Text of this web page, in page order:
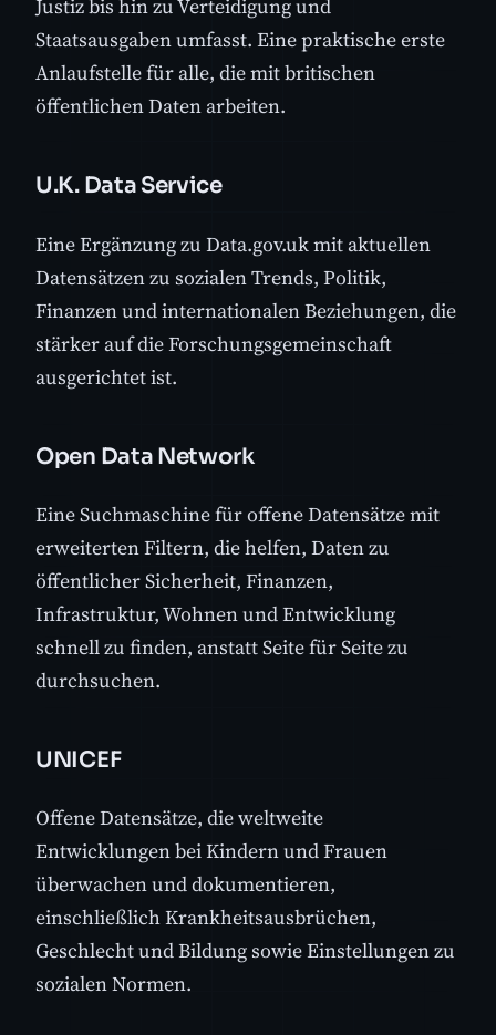
Justiz bis hin zu Verteidigung und
Staatsausgaben umfasst. Eine praktische erste
Anlaufstelle für alle, die mit britischen
öffentlichen Daten arbeiten.
U.K. Data Service
Eine Ergänzung zu Data.gov.uk mit aktuellen
Datensätzen zu sozialen Trends, Politik,
Finanzen und internationalen Beziehungen, die
stärker auf die Forschungsgemeinschaft
ausgerichtet ist.
Open Data Network
Eine Suchmaschine für offene Datensätze mit
erweiterten Filtern, die helfen, Daten zu
öffentlicher Sicherheit, Finanzen,
Infrastruktur, Wohnen und Entwicklung
schnell zu finden, anstatt Seite für Seite zu
durchsuchen.
UNICEF
Offene Datensätze, die weltweite
Entwicklungen bei Kindern und Frauen
überwachen und dokumentieren,
einschließlich Krankheitsausbrüchen,
Geschlecht und Bildung sowie Einstellungen zu
sozialen Normen.